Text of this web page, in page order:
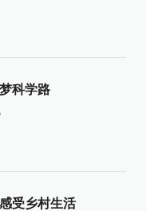
科学路
受乡村生活